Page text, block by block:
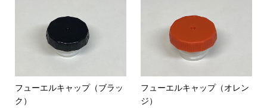
フューエルキャップ（ブラッ
ク）
フューエルキャップ（オレン
ジ）